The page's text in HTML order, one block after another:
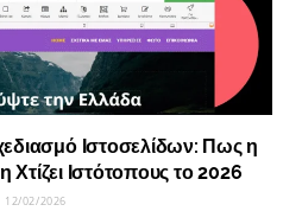
Ιστοσελίδων: Πως η
Ιστότοπους το 2026
12/02/2026